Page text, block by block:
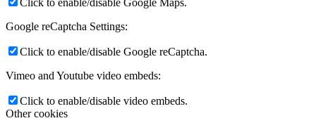
Google reCaptcha Settings:
Click to enable/disable Google reCaptcha.
Vimeo and Youtube video embeds:
Click to enable/disable video embeds.
Other cookies